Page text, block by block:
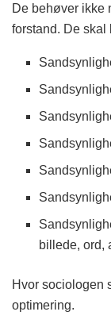
De behøver ikke
forstand. De skal
billede, ord,
Hvor sociologen
optimering.